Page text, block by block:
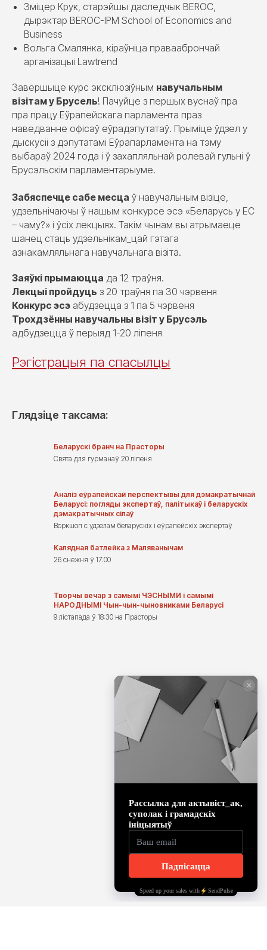
Зміцер Крук, старэйшы даследчык BEROC,
дырэктар BEROC-IPM School of Economics and
Business
Вольга Смалянка, кіраўніца праваабрончай
арганізацыі Lawtrend
Завершыце курс эксклюзіўным навучальным
візітам у Брусель! Пачуйце з першых вуснаў пра
пра працу Еўрапейскага парламента праз
наведванне офісаў еўрадэпутатаў. Прыміце ўдзел у
дыскусіі з дэпутатамі Еўрапарламента на тэму
выбараў 2024 года і ў захапляльнай ролевай гульні ў
Брусэльскім парламентарыуме.
Забяспечце сабе месца ў навучальным візіце,
удзельнічаючы ў нашым конкурсе эсэ «Беларусь у ЕС
– чаму?» і ўсіх лекцыях. Такім чынам вы атрымаеце
шанец стаць удзельнікам_цай гэтага
азнакамляльнага навучальнага візіта.
Заяўкі прымаюцца да 12 траўня.
Лекцыі пройдуць з 20 траўня па 30 чэрвеня
Конкурс эсэ абудзецца з 1 па 5 чэрвеня
Трохдзённы навучальны візіт у Брусэль
адбудзецца ў перыяд 1-20 ліпеня
Рэгістрацыя па спасылцы
Глядзіце таксама:
Беларускі бранч на Прасторы
Свята для гурманаў 20 ліпеня
Аналіз еўрапейскай перспектывы для дэмакратычнай
Беларусі: погляды экспертаў, палітыкаў і беларускіх
дэмакратычных сілаў
Воркшоп с удзелам беларускіх і еўрапейскіх экспертаў
Калядная батлейка з Маляванычам
26 снежня ў 17:00
Творчы вечар з самымі ЧЭСНЫМИ і самымі
НАРОДНЫМІ Чын-чын-чыновниками Беларусі
9 лістапада ў 18:30 на Прасторы